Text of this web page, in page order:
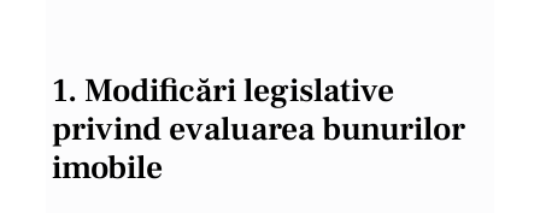
1. Modificări legislative
privind evaluarea bunurilor
imobile